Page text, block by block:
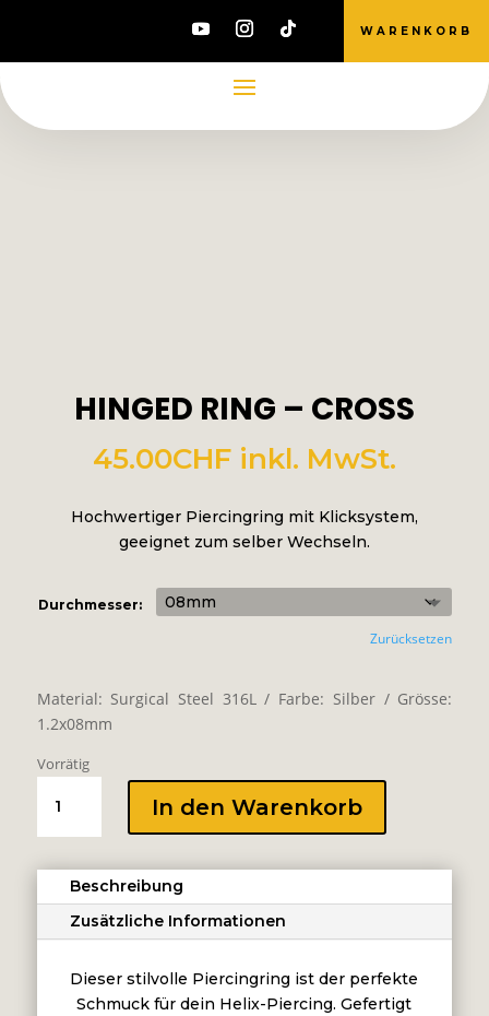
WARENKORB
HINGED RING – CROSS
45.00CHF inkl. MwSt.
Hochwertiger Piercingring mit Klicksystem,
geeignet zum selber Wechseln.
Durchmesser:
Zurücksetzen
Material: Surgical Steel 316L / Farbe: Silber / Grösse:
1.2x08mm
Vorrätig
RING
-
Menge
In den Warenkorb
Beschreibung
Zusätzliche Informationen
Dieser stilvolle Piercingring ist der perfekte
Schmuck für dein Helix-Piercing. Gefertigt